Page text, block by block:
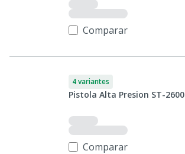
Comparar
4 variantes
Pistola Alta Presion ST-2600
Comparar